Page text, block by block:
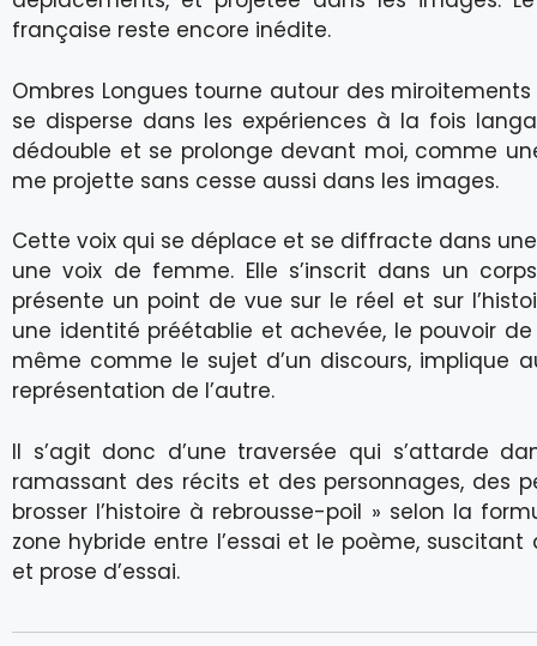
française reste encore inédite.
Ombres Longues tourne autour des
se disperse dans les expériences à la fois
dédouble et se prolonge devant moi, comme
me projette sans cesse aussi dans les images.
Cette voix qui se déplace et se diffracte dans
une voix de femme. Elle s’inscrit dans un
présente un point de vue sur le réel et sur
une identité préétablie et achevée, le pouvoir
même comme le sujet d’un discours, implique
représentation de l’autre.
Il s’agit donc d’une traversée qui s’attarde
ramassant des récits et des personnages, des
brosser l’histoire à rebrousse-poil » selon la
zone hybride entre l’essai et le poème,
et prose d’essai.